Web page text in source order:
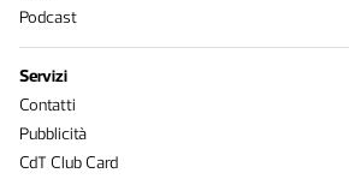
Podcast
Servizi
Contatti
Pubblicità
CdT Club Card